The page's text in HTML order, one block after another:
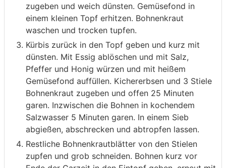
zugeben und weich dünsten. Gemüsefond in
einem kleinen Topf erhitzen. Bohnenkraut
waschen und trocken tupfen.
Kürbis zurück in den Topf geben und kurz mit
dünsten. Mit Essig ablöschen und mit Salz,
Pfeffer und Honig würzen und mit heißem
Gemüsefond auffüllen. Kichererbsen und 3 Stiele
Bohnenkraut zugeben und offen 25 Minuten
garen. Inzwischen die Bohnen in kochendem
Salzwasser 5 Minuten garen. In einem Sieb
abgießen, abschrecken und abtropfen lassen.
Restliche Bohnenkrautblätter von den Stielen
zupfen und grob schneiden. Bohnen kurz vor